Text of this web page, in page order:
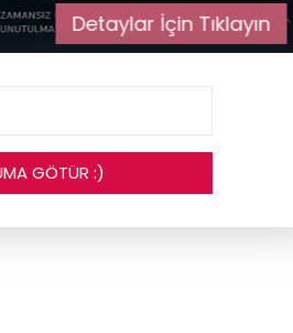
Detaylar için Tıklayın